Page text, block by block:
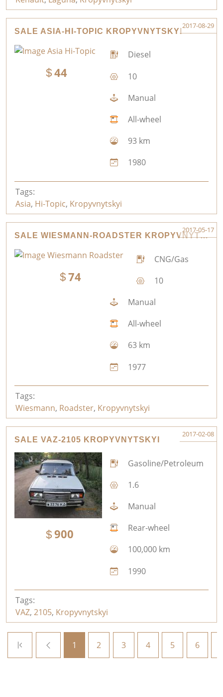
SALE ASIA-HI-TOPIC KROPYVNYTSKYI
2017-08-29
44
Diesel
10
Manual
All-wheel
93 km
1980
Tags:
Asia, Hi-Topic, Kropyvnytskyi
SALE WIESMANN-ROADSTER KROPYVNYTSKYI
2017-05-17
74
CNG/Gas
10
Manual
All-wheel
63 km
1977
Tags:
Wiesmann, Roadster, Kropyvnytskyi
SALE VAZ-2105 KROPYVNYTSKYI
2017-02-08
900
Gasoline/Petroleum
1.6
Manual
Rear-wheel
100,000 km
1990
Tags:
VAZ, 2105, Kropyvnytskyi
1 2 3 4 5 6